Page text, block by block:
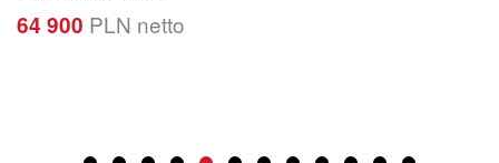
64 900 PLN netto